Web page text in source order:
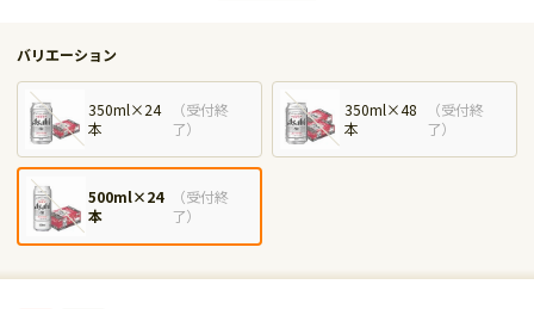
バリエーション
350ml×24
本
（受付終
了）
350ml×48
本
（受付終
了）
500ml×24
本
（受付終
了）